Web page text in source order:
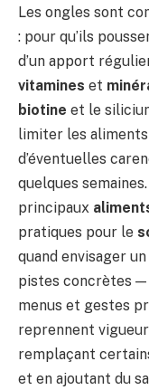
Les ongles sont
: pour qu’ils
d’un apport
vitamines et
biotine et le
limiter les
d’éventuelles
quelques
principaux
pratiques pour le
quand envisager
pistes concrètes —
menus et gestes
reprennent
remplaçant
et en ajoutant du